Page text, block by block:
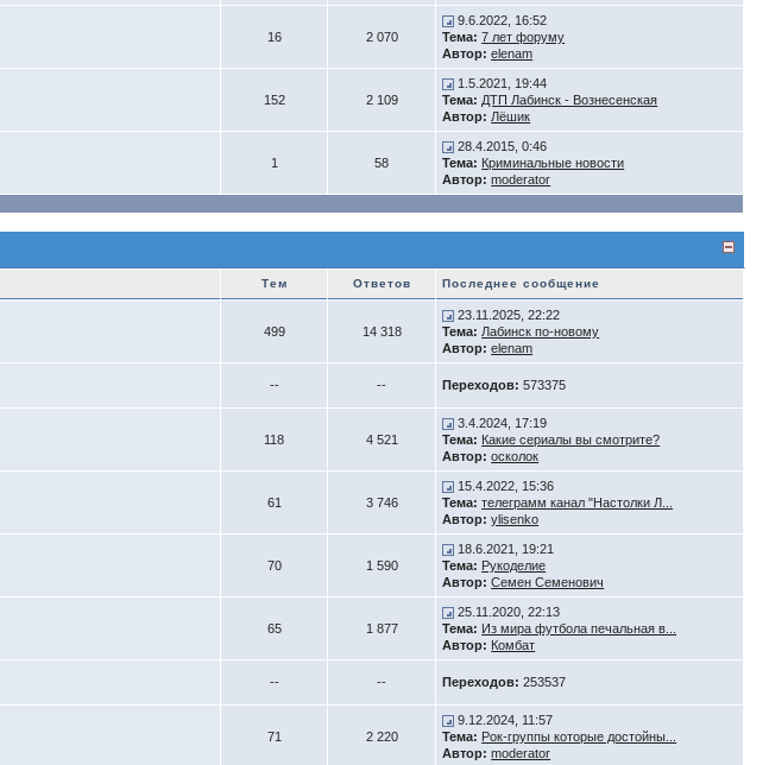
16 2 070
9.6.2022, 16:52
Тема: 7 лет форуму
Автор: elenam
152 2 109
1.5.2021, 19:44
Тема: ДТП Лабинск - Вознесенская
Автор: Лёшик
1 58
28.4.2015, 0:46
Тема: Криминальные новости
Автор: moderator
Тем Ответов Последнее сообщение
499 14 318
23.11.2025, 22:22
Тема: Лабинск по-новому
Автор: elenam
-- -- Переходов: 573375
118 4 521
3.4.2024, 17:19
Тема: Какие сериалы вы смотрите?
Автор: осколок
61 3 746
15.4.2022, 15:36
Тема: телеграмм канал "Настолки Л...
Автор: ylisenko
70 1 590
18.6.2021, 19:21
Тема: Рукоделие
Автор: Семен Семенович
65 1 877
25.11.2020, 22:13
Тема: Из мира футбола печальная в...
Автор: Комбат
-- -- Переходов: 253537
71 2 220
9.12.2024, 11:57
Тема: Рок-группы которые достойны...
Автор: moderator